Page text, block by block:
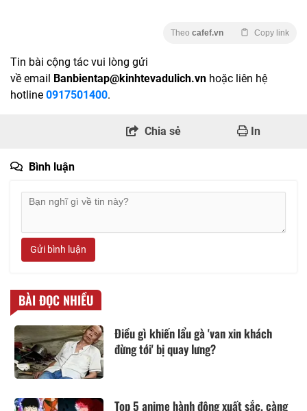
Theo cafef.vn Copy link
Tin bài cộng tác vui lòng gửi
về email Banbientap@kinhtevadulich.vn hoặc liên hệ
hotline 0917501400.
Chia sẻ In
Bình luận
Gửi bình luận
BÀI ĐỌC NHIỀU
Điều gì khiến lẩu gà 'van xin khách
đừng tới' bị quay lưng?
Top 5 anime hành động xuất sắc, càng